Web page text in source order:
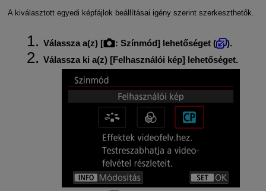
A kiválasztott egyedi képfájlok beállításai igény szerint szerkeszthetők.
Válassza a(z) [ : Színmód] lehetőséget (
).
Válassza ki a(z) [Felhasználói kép] lehetőséget.